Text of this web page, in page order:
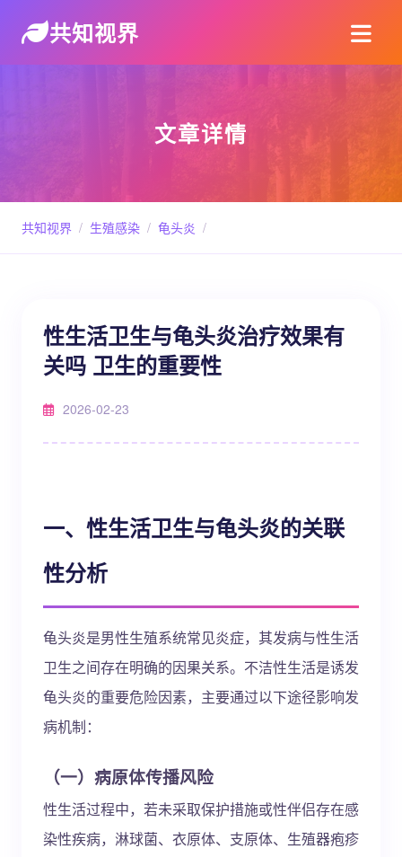
共知视界
文章详情
共知视界 / 生殖感染 / 龟头炎 /
性生活卫生与龟头炎治疗效果有
关吗 卫生的重要性
2026-02-23
一、性生活卫生与龟头炎的关联
性分析
龟头炎是男性生殖系统常见炎症，其发病与性生活
卫生之间存在明确的因果关系。不洁性生活是诱发
龟头炎的重要危险因素，主要通过以下途径影响发
病机制：
（一）病原体传播风险
性生活过程中，若未采取保护措施或性伴侣存在感
染性疾病，淋球菌、衣原体、支原体、生殖器疱疹